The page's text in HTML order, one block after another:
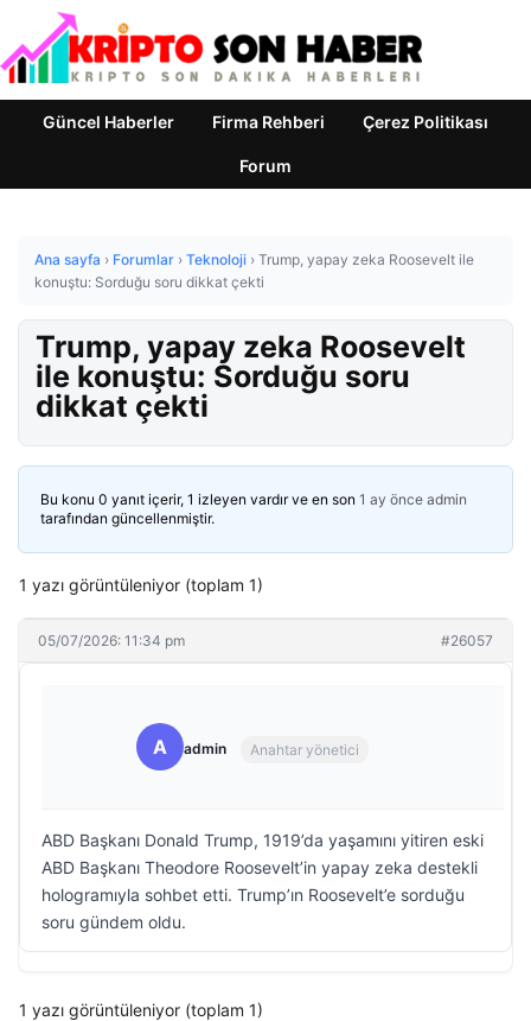
Güncel Haberler Firma Rehberi Çerez Politikası
Forum
Ana sayfa › Forumlar › Teknoloji › Trump, yapay zeka Roosevelt ile
konuştu: Sorduğu soru dikkat çekti
Trump, yapay zeka Roosevelt
ile konuştu: Sorduğu soru
dikkat çekti
Bu konu 0 yanıt içerir, 1 izleyen vardır ve en son 1 ay önce admin
tarafından güncellenmiştir.
1 yazı görüntüleniyor (toplam 1)
05/07/2026: 11:34 pm #26057
A admin Anahtar yönetici
ABD Başkanı Donald Trump, 1919’da yaşamını yitiren eski
ABD Başkanı Theodore Roosevelt’in yapay zeka destekli
hologramıyla sohbet etti. Trump’ın Roosevelt’e sorduğu
soru gündem oldu.
1 yazı görüntüleniyor (toplam 1)